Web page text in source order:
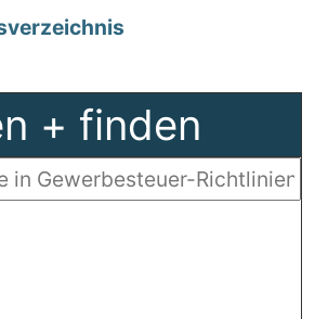
+ finden